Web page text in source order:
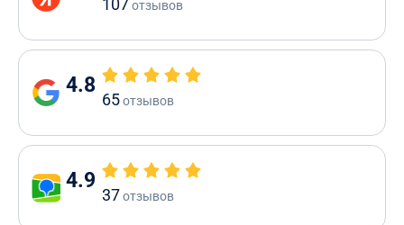
107отзывов
4.8
65отзывов
4.9
37отзывов